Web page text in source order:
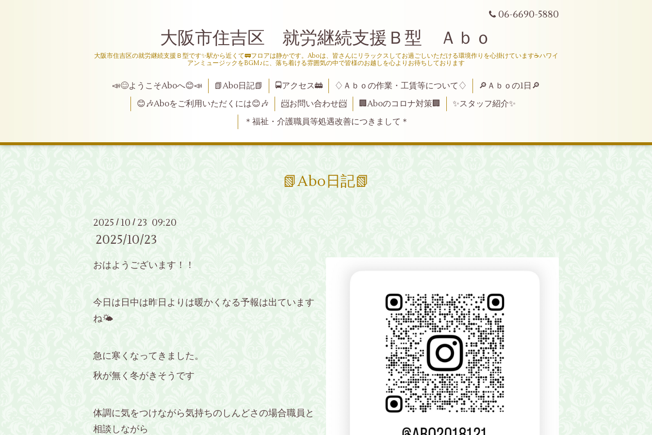
06-6690-5880
大阪市住吉区 就労継続支援Ｂ型 Ａｂｏ
大阪市住吉区の就労継続支援Ｂ型です✨駅から近くて🚃フロアは静かです。Aboは、皆さんにリラックスしてお過ごしいただける環境作りを心掛けています☕ハワイ
アンミュージックをBGM♪に、落ち着ける雰囲気の中で皆様のお越しを心よりお待ちしております
📣😊ようこそAboへ😊📣 📗Abo日記📗 🚍アクセス🚋 ♢Ａｂｏの作業・工賃等について♢
🔎Ａｂｏの1日🔎
😊🎶Aboをご利用いただくには😊🎶
📨お問い合わせ📨 🏢Aboのコロナ対策🏢
✨スタッフ紹介✨
＊福祉・介護職員等処遇改善につきまして＊
📗Abo日記📗
2025 / 10 / 23 09:20
2025/10/23
おはようございます！！
今日は日中は昨日よりは暖かくなる予報は出ています
ね🌤
急に寒くなってきました。
秋が無く冬がきそうです
体調に気をつけながら気持ちのしんどさの場合職員と
相談しながら